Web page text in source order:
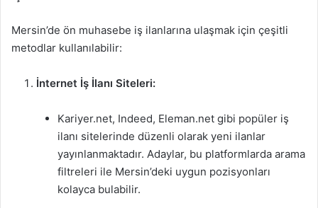
Mersin’de ön muhasebe iş ilanlarına ulaşmak için çeşitli
metodlar kullanılabilir:
İnternet İş İlanı Siteleri:
Kariyer.net, Indeed, Eleman.net gibi popüler iş
ilanı sitelerinde düzenli olarak yeni ilanlar
yayınlanmaktadır. Adaylar, bu platformlarda arama
filtreleri ile Mersin’deki uygun pozisyonları
kolayca bulabilir.